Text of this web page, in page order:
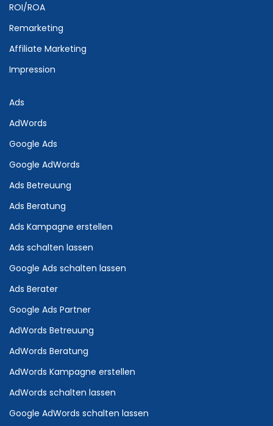
ROI/ROA
Remarketing
Affiliate Marketing
Impression
Ads
AdWords
Google Ads
Google AdWords
Ads Betreuung
Ads Beratung
Ads Kampagne erstellen
Ads schalten lassen
Google Ads schalten lassen
Ads Berater
Google Ads Partner
AdWords Betreuung
AdWords Beratung
AdWords Kampagne erstellen
AdWords schalten lassen
Google AdWords schalten lassen